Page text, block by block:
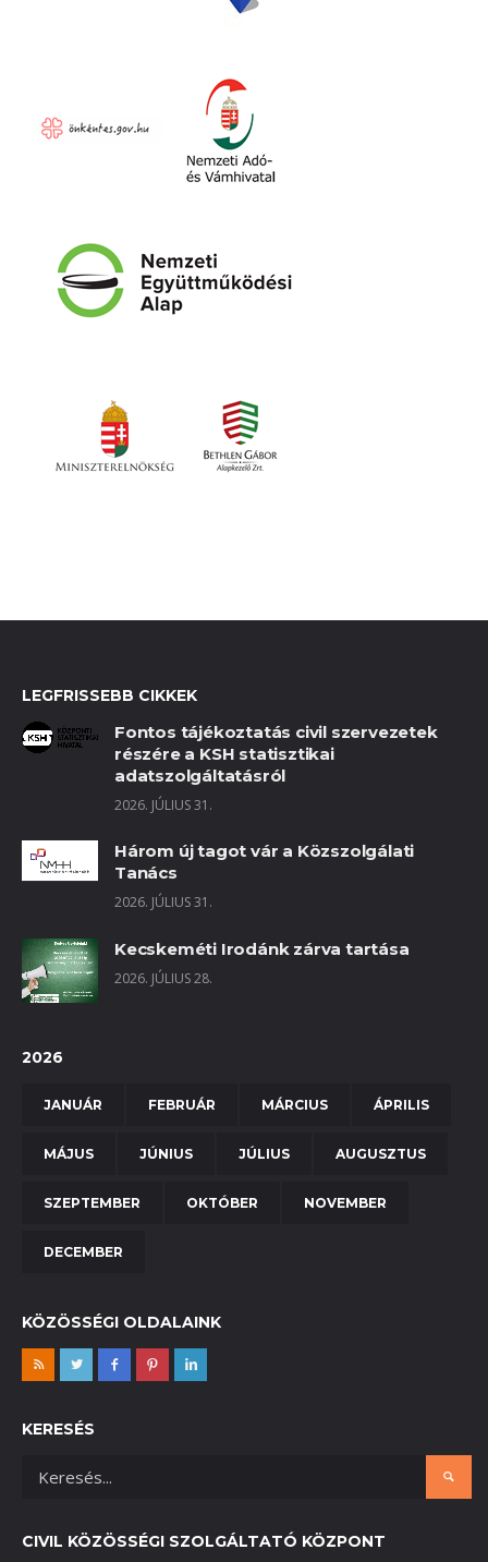
LEGFRISSEBB CIKKEK
Fontos tájékoztatás civil szervezetek
részére a KSH statisztikai
adatszolgáltatásról
2026. JÚLIUS 31.
Három új tagot vár a Közszolgálati
Tanács
2026. JÚLIUS 31.
Kecskeméti Irodánk zárva tartása
2026. JÚLIUS 28.
2026
JANUÁR FEBRUÁR MÁRCIUS ÁPRILIS
MÁJUS JÚNIUS JÚLIUS AUGUSZTUS
SZEPTEMBER OKTÓBER NOVEMBER
DECEMBER
KÖZÖSSÉGI OLDALAINK
KERESÉS
CIVIL KÖZÖSSÉGI SZOLGÁLTATÓ KÖZPONT